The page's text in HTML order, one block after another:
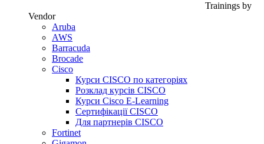
Trainings by
Vendor
Aruba
AWS
Barracuda
Brocade
Cisco
Курси CISCO по категоріях
Розклад курсів CISCO
Курси Cisco E-Learning
Сертифікації CISCO
Для партнерів CISCO
Fortinet